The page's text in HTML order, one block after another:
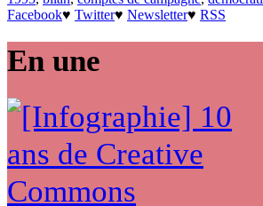
Facebook♥ Twitter♥ Newsletter♥ RSS
En une